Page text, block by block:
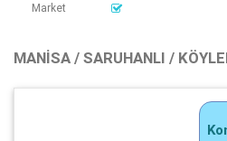
Market
MANISA / SARUHANLI /